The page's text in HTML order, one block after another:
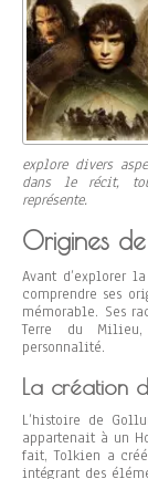
explore divers
dans le récit,
représente.
Origines
Avant d’explorer
comprendre ses
mémorable. Ses
Terre du
personnalité.
La création
L’histoire de
appartenait à un
fait, Tolkien a
intégrant des